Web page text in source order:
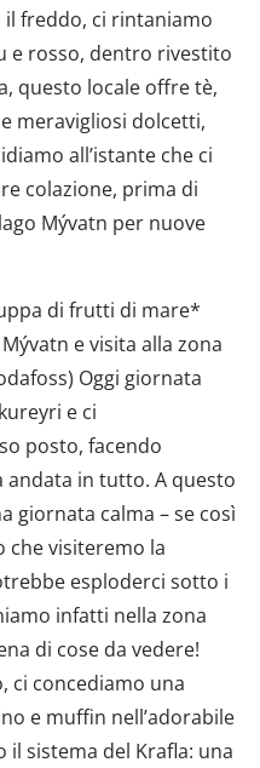
freddo, ci rintaniamo
e rosso, dentro rivestito
questo locale offre tè,
meravigliosi dolcetti,
all’istante che ci
colazione, prima di
Mývatn per nuove
di frutti di mare*
e visita alla zona
Oggi giornata
e ci
posto, facendo
andata in tutto. A questo
giornata calma – se così
che visiteremo la
esploderci sotto i
infatti nella zona
di cose da vedere!
ci concediamo una
e muffin nell’adorabile
il sistema del Krafla: una